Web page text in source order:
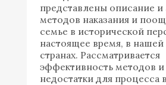
представлены описание и
методов наказания и
семье в исторической
настоящее время, в нашей
странах. Рассматривается
эффективность методов и
недостатки для процесса